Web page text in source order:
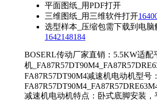
平面图纸_用PDF打开
三维图纸_用三维软件打开
选型样本_压缩包需下载到电脑
1642148184
BOSERL传动厂家直销：5.5KW适配
机
FA87R57DT90M4减速机电动机型号：
减速机电动机特点：卧式底脚安装